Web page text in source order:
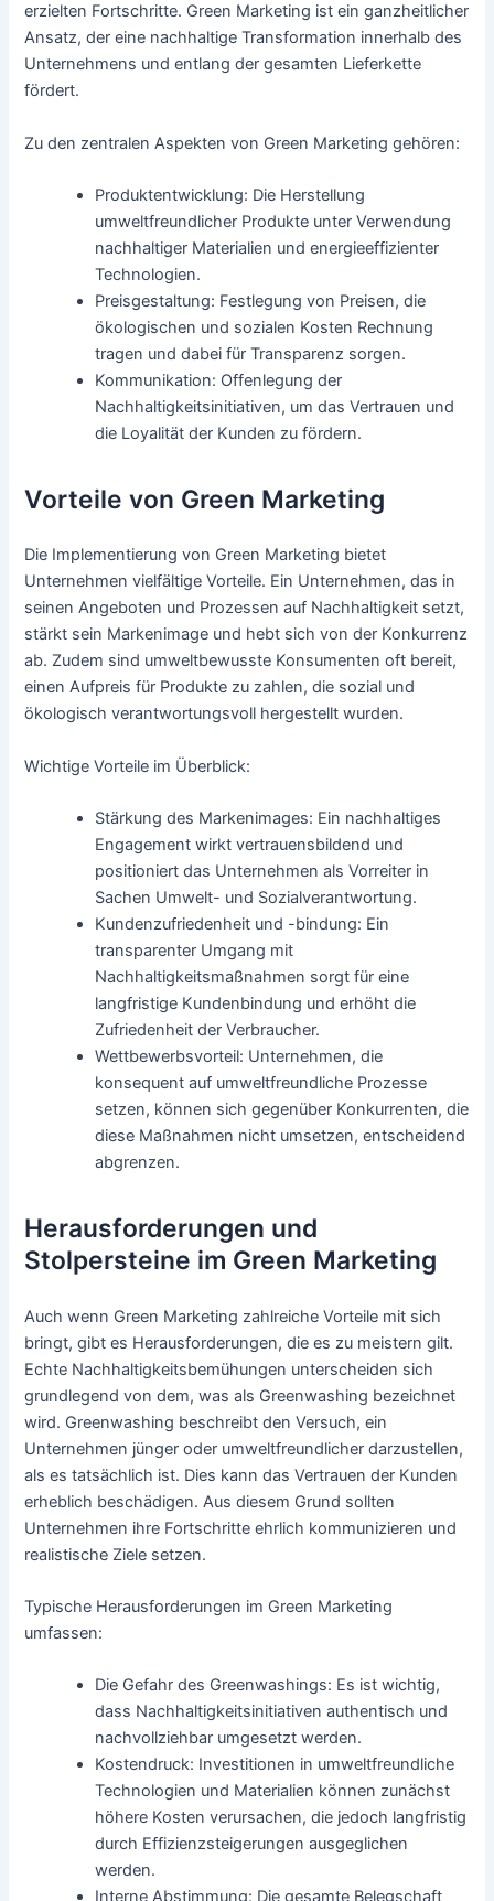
erzielten Fortschritte. Green Marketing ist ein ganzheitlicher
Ansatz, der eine nachhaltige Transformation innerhalb des
Unternehmens und entlang der gesamten Lieferkette
fördert.
Zu den zentralen Aspekten von Green Marketing gehören:
Produktentwicklung: Die Herstellung
umweltfreundlicher Produkte unter Verwendung
nachhaltiger Materialien und energieeffizienter
Technologien.
Preisgestaltung: Festlegung von Preisen, die
ökologischen und sozialen Kosten Rechnung
tragen und dabei für Transparenz sorgen.
Kommunikation: Offenlegung der
Nachhaltigkeitsinitiativen, um das Vertrauen und
die Loyalität der Kunden zu fördern.
Vorteile von Green Marketing
Die Implementierung von Green Marketing bietet
Unternehmen vielfältige Vorteile. Ein Unternehmen, das in
seinen Angeboten und Prozessen auf Nachhaltigkeit setzt,
stärkt sein Markenimage und hebt sich von der Konkurrenz
ab. Zudem sind umweltbewusste Konsumenten oft bereit,
einen Aufpreis für Produkte zu zahlen, die sozial und
ökologisch verantwortungsvoll hergestellt wurden.
Wichtige Vorteile im Überblick:
Stärkung des Markenimages: Ein nachhaltiges
Engagement wirkt vertrauensbildend und
positioniert das Unternehmen als Vorreiter in
Sachen Umwelt- und Sozialverantwortung.
Kundenzufriedenheit und -bindung: Ein
transparenter Umgang mit
Nachhaltigkeitsmaßnahmen sorgt für eine
langfristige Kundenbindung und erhöht die
Zufriedenheit der Verbraucher.
Wettbewerbsvorteil: Unternehmen, die
konsequent auf umweltfreundliche Prozesse
setzen, können sich gegenüber Konkurrenten, die
diese Maßnahmen nicht umsetzen, entscheidend
abgrenzen.
Herausforderungen und
Stolpersteine im Green Marketing
Auch wenn Green Marketing zahlreiche Vorteile mit sich
bringt, gibt es Herausforderungen, die es zu meistern gilt.
Echte Nachhaltigkeitsbemühungen unterscheiden sich
grundlegend von dem, was als Greenwashing bezeichnet
wird. Greenwashing beschreibt den Versuch, ein
Unternehmen jünger oder umweltfreundlicher darzustellen,
als es tatsächlich ist. Dies kann das Vertrauen der Kunden
erheblich beschädigen. Aus diesem Grund sollten
Unternehmen ihre Fortschritte ehrlich kommunizieren und
realistische Ziele setzen.
Typische Herausforderungen im Green Marketing
umfassen:
Die Gefahr des Greenwashings: Es ist wichtig,
dass Nachhaltigkeitsinitiativen authentisch und
nachvollziehbar umgesetzt werden.
Kostendruck: Investitionen in umweltfreundliche
Technologien und Materialien können zunächst
höhere Kosten verursachen, die jedoch langfristig
durch Effizienzsteigerungen ausgeglichen
werden.
Interne Abstimmung: Die gesamte Belegschaft